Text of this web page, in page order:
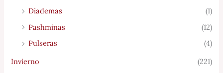
Diademas
(1)
Pashminas
(12)
Pulseras
(4)
Invierno
(221)